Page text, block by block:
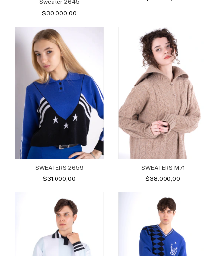
Sweater 2645
$30.000,00
SWEATERS 2659
$31.000,00
SWEATERS M71
$38.000,00